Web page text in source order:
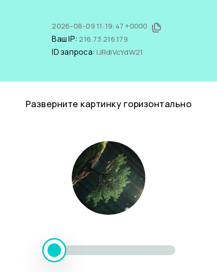
2026-08-09 11:19:47 +0000
Ваш IP:216.73.216.179
ID запроса:lJRdiVcYdW21
Разверните картинку горизонтально